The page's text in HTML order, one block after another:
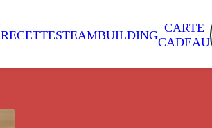
RECETTESTEAMBUILDING
CARTE
CADEAU